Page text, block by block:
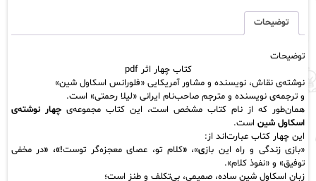
توضیحات
توضیحات
کتاب چهار اثر pdf
نوشته‌ی نقاش، نویسنده و مشاور آمریکایی «فلورانس اسکاول شین»
و ترجمه‌ی نویسنده و مترجم صاحب‌نام ایرانی «لیلا رحمتی» است.
همان‌طور که از نام کتاب مشخص است، این کتاب مجموعه‌یچهار نوشته‌ی
اسکاول ‌شیناست.
این چهار کتاب عبارت‌اند از:
«بازی زندگی و راه این بازی»،«کلام تو، عصای معجزه‌گر توست!»، «در مخفی
توفیق» و «نفوذ کلام».
زبان اسکاول شین ساده، صمیمی، بی‌تکلف و طنز است؛